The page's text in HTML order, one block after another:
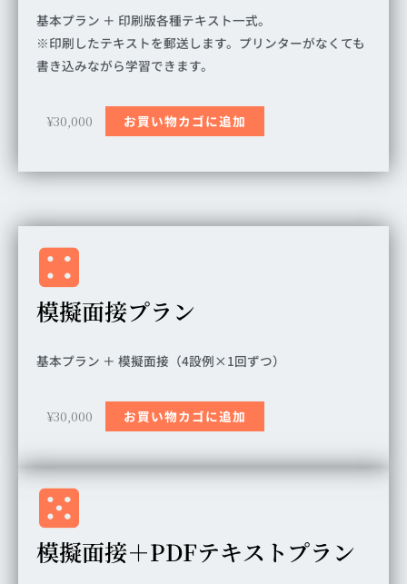
基本プラン ＋ 印刷版各種テキスト一式。
※印刷したテキストを郵送します。プリンターがなくても
書き込みながら学習できます。
¥30,000 お買い物カゴに追加
模擬面接プラン
基本プラン ＋ 模擬面接（4設例×1回ずつ）
¥30,000 お買い物カゴに追加
模擬面接＋PDFテキストプラン